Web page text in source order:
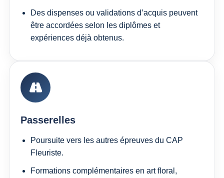
Des dispenses ou validations d’acquis peuvent
être accordées selon les diplômes et
expériences déjà obtenus.
Passerelles
Poursuite vers les autres épreuves du CAP
Fleuriste.
Formations complémentaires en art floral,